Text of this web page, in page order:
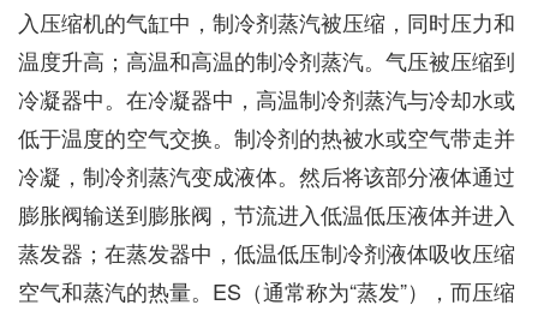
入压缩机的气缸中，制冷剂蒸汽被压缩，同时压力和
温度升高；高温和高温的制冷剂蒸汽。气压被压缩到
冷凝器中。在冷凝器中，高温制冷剂蒸汽与冷却水或
低于温度的空气交换。制冷剂的热被水或空气带走并
冷凝，制冷剂蒸汽变成液体。然后将该部分液体通过
膨胀阀输送到膨胀阀，节流进入低温低压液体并进入
蒸发器；在蒸发器中，低温低压制冷剂液体吸收压缩
空气和蒸汽的热量。ES（通常称为“蒸发”），而压缩